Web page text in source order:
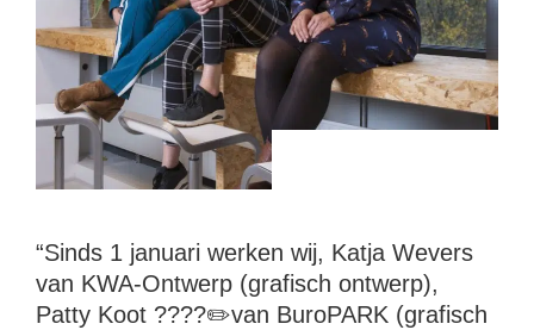
“Sinds 1 januari werken wij, Katja Wevers
van KWA-Ontwerp (grafisch ontwerp),
Patty Koot ????✏️van BuroPARK (grafisch